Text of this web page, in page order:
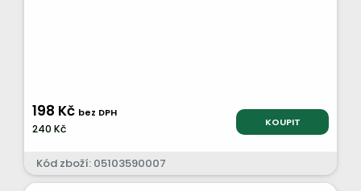
198 Kč bez DPH
240 Kč KOUPIT
Kód zboží: 05103590007